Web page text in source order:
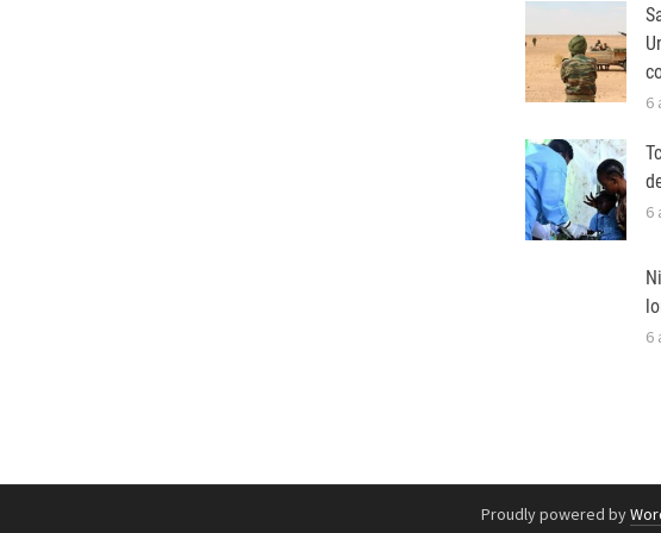
6
6
6
Proudly powered by